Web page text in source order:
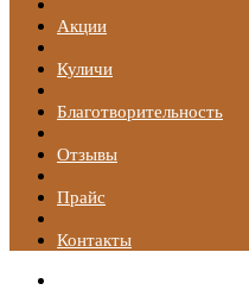
Акции
Куличи
Благотворительность
Отзывы
Прайс
Контакты